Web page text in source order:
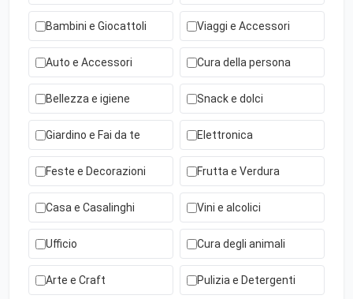
Bambini e Giocattoli Viaggi e Accessori
Auto e Accessori Cura della persona
Bellezza e igiene Snack e dolci
Giardino e Fai da te Elettronica
Feste e Decorazioni Frutta e Verdura
Casa e Casalinghi Vini e alcolici
Ufficio Cura degli animali
Arte e Craft Pulizia e Detergenti